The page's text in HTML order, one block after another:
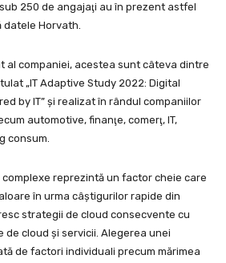
250 de angajaţi au în prezent astfel
datele Horvath.
al companiei, acestea sunt câteva dintre
„IT Adaptive Study 2022: Digital
by IT” şi realizat în rândul companiilor
automotive, finanţe, comerţ, IT,
consum.
reprezintă un factor cheie care
în urma câştigurilor rapide din
strategii de cloud consecvente cu
cloud şi servicii. Alegerea unei
de factori individuali precum mărimea